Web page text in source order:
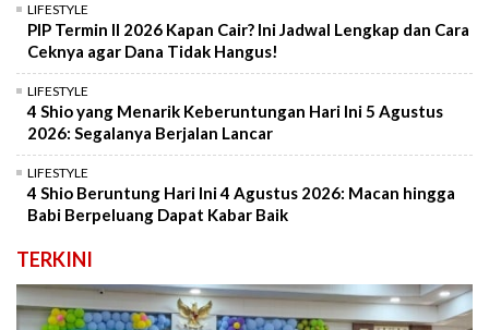
LIFESTYLE
PIP Termin II 2026 Kapan Cair? Ini Jadwal Lengkap dan Cara
Ceknya agar Dana Tidak Hangus!
LIFESTYLE
4 Shio yang Menarik Keberuntungan Hari Ini 5 Agustus
2026: Segalanya Berjalan Lancar
LIFESTYLE
4 Shio Beruntung Hari Ini 4 Agustus 2026: Macan hingga
Babi Berpeluang Dapat Kabar Baik
TERKINI